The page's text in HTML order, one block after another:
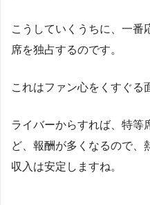
こうしていくうちに、一番
席を独占するのです。
これはファン心をくすぐる
ライバーからすれば、特等
ど、報酬が多くなるので、
収入は安定しますね。